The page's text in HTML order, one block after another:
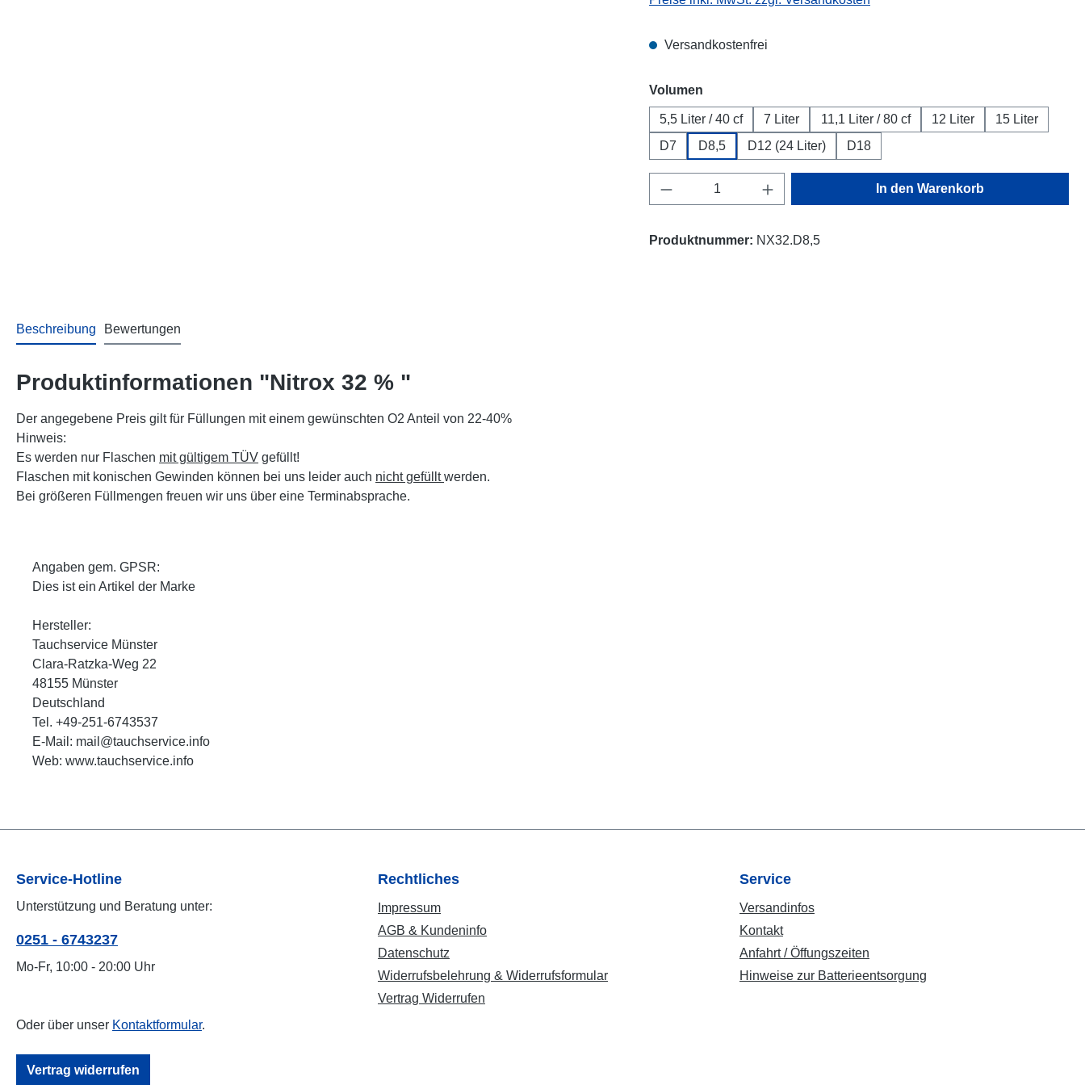
Versandkostenfrei
Volumen
5,5 Liter / 40 cf 7 Liter 11,1 Liter / 80 cf 12 Liter
15 Liter
D7
D8,5 D12 (24 Liter) D18
Produkt Anzahl: Gib den gewünschten Wert ein
In den Warenkorb
Produktnummer: NX32.D8,5
Beschreibung Bewertungen
Produktinformationen "Nitrox 32 % "
Der angegebene Preis gilt für Füllungen mit einem gewünschten O2 Anteil von 22-40%
Hinweis:
Es werden nur Flaschen mit gültigem TÜV gefüllt!
Flaschen mit konischen Gewinden können bei uns leider auch nicht gefülltwerden.
Bei größeren Füllmengen freuen wir uns über eine Terminabsprache.
Angaben gem. GPSR:
Dies ist ein Artikel der Marke
Hersteller:
Tauchservice Münster
Clara-Ratzka-Weg 22
48155 Münster
Deutschland
Tel. +49-251-6743537
E-Mail: mail@tauchservice.info
Web: www.tauchservice.info
Service-Hotline
Unterstützung und Beratung unter:
0251 - 6743237
Mo-Fr, 10:00 - 20:00 Uhr
Oder über unser Kontaktformular.
Vertrag widerrufen
Rechtliches
Impressum
AGB & Kundeninfo
Datenschutz
Widerrufsbelehrung & Widerrufsformular
Vertrag Widerrufen
Service
Versandinfos
Kontakt
Anfahrt / Öffungszeiten
Hinweise zur Batterieentsorgung